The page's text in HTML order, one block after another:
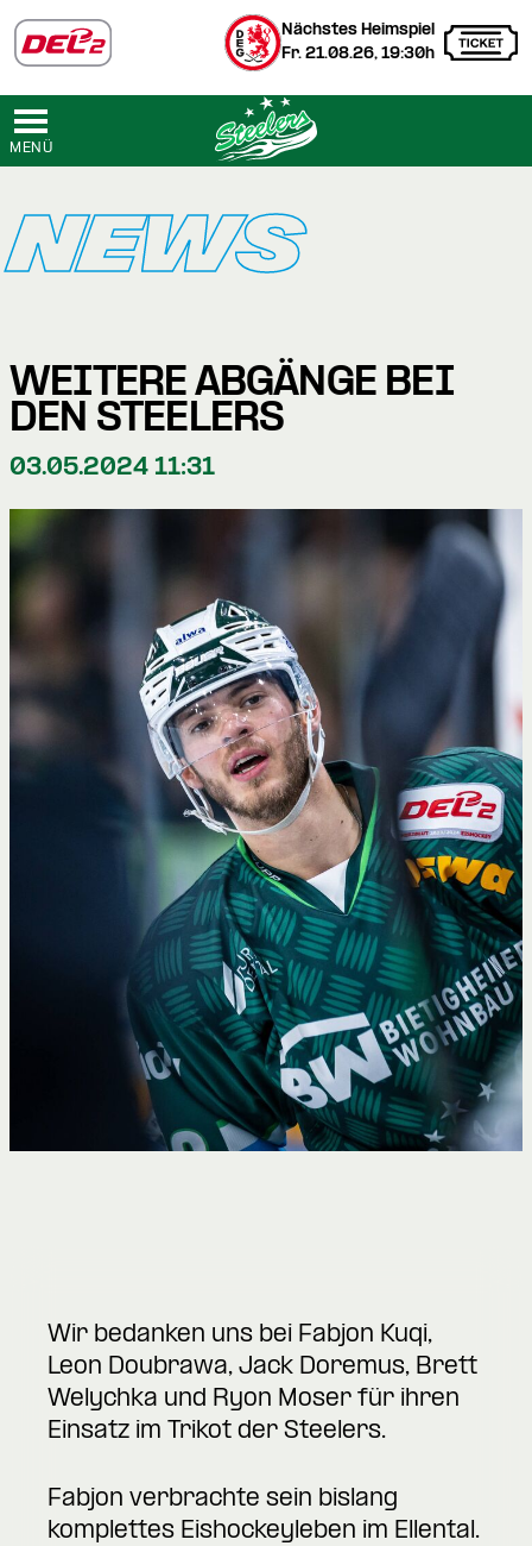
Nächstes Heimspiel
Fr. 21.08.26, 19:30h
MENÜ
NEWS
WEITERE ABGÄNGE BEI
DEN STEELERS
03.05.2024 11:31
Wir bedanken uns bei Fabjon Kuqi,
Leon Doubrawa, Jack Doremus, Brett
Welychka und Ryon Moser für ihren
Einsatz im Trikot der Steelers.
Fabjon verbrachte sein bislang
komplettes Eishockeyleben im Ellental.